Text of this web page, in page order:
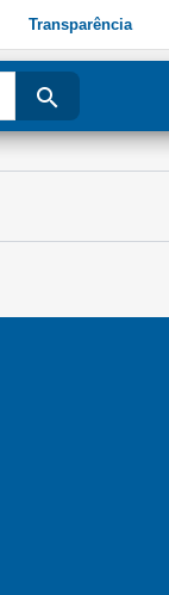
Transparência
search